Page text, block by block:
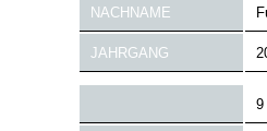
NACHNAME
JAHRGANG
9